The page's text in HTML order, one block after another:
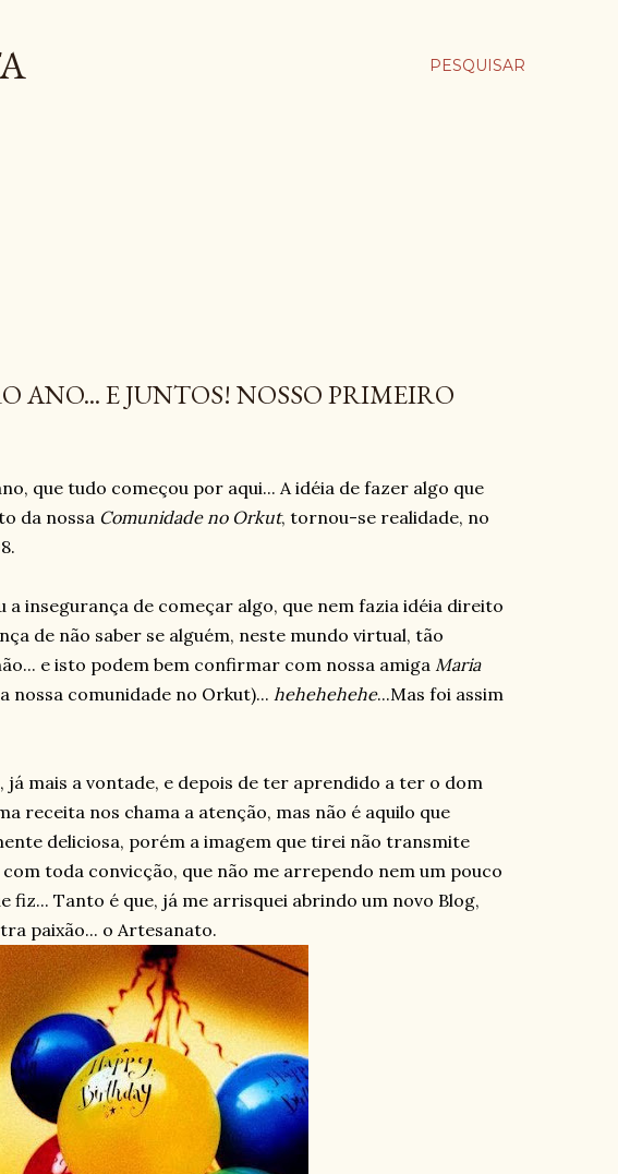
PESQUISAR
ANO... E JUNTOS! NOSSO PRIMEIRO
que tudo começou por aqui... A idéia de fazer algo que
da nossa Comunidade no Orkut, tornou-se realidade, no
a insegurança de começar algo, que nem fazia idéia direito
de não saber se alguém, neste mundo virtual, tão
e isto podem bem confirmar com nossa amiga Maria
nossa comunidade no Orkut)... hehehehehe...Mas foi assim
já mais a vontade, e depois de ter aprendido a ter o dom
receita nos chama a atenção, mas não é aquilo que
deliciosa, porém a imagem que tirei não transmite
toda convicção, que não me arrependo nem um pouco
fiz... Tanto é que, já me arrisquei abrindo um novo Blog,
paixão... o Artesanato.